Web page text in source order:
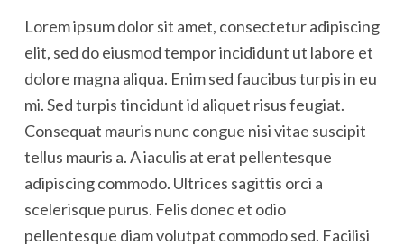
o
n
e
n
Lorem ipsum dolor sit amet, consectetur adipiscing
elit, sed do eiusmod tempor incididunt ut labore et
dolore magna aliqua. Enim sed faucibus turpis in eu
mi. Sed turpis tincidunt id aliquet risus feugiat.
Consequat mauris nunc congue nisi vitae suscipit
tellus mauris a. A iaculis at erat pellentesque
adipiscing commodo. Ultrices sagittis orci a
scelerisque purus. Felis donec et odio
pellentesque diam volutpat commodo sed. Facilisi